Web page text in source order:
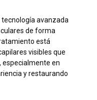
tecnología avanzada
de forma
está
visibles que
especialmente en
y restaurando